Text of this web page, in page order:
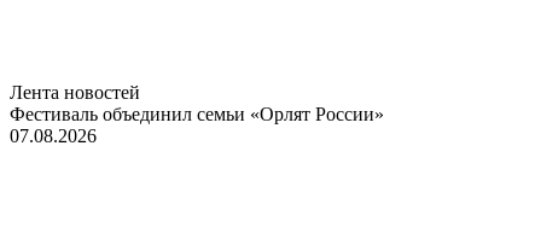
Лента новостей
Фестиваль объединил семьи «Орлят России»
07.08.2026